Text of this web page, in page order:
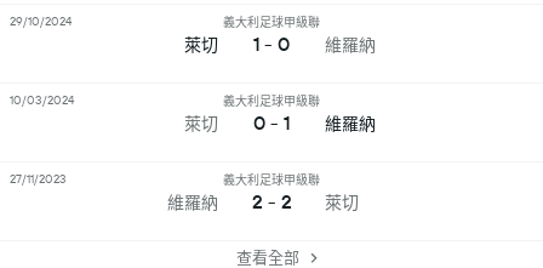
萊切
義大利足球甲級聯
1 - 0 維羅納
29/10/2024
萊切
義大利足球甲級聯
0 - 1 維羅納
10/03/2024
維羅納
義大利足球甲級聯
2 - 2 萊切
27/11/2023
查看全部